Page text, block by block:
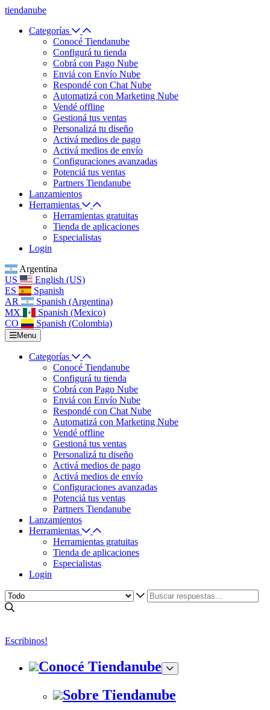
tiendanube
Categorías
Conocé Tiendanube
Configurá tu tienda
Cobrá con Pago Nube
Enviá con Envío Nube
Respondé con Chat Nube
Automatizá con Marketing Nube
Vendé offline
Gestioná tus ventas
Personalizá tu diseño
Activá medios de pago
Activá medios de envío
Configuraciones avanzadas
Potenciá tus ventas
Partners Tiendanube
Lanzamientos
Herramientas
Herramientas gratuitas
Tienda de aplicaciones
Especialistas
Login
Argentina
US
English (US)
ES
Spanish
AR
Spanish (Argentina)
MX
Spanish (Mexico)
CO
Spanish (Colombia)
Menu
Categorías
Conocé Tiendanube
Configurá tu tienda
Cobrá con Pago Nube
Enviá con Envío Nube
Respondé con Chat Nube
Automatizá con Marketing Nube
Vendé offline
Gestioná tus ventas
Personalizá tu diseño
Activá medios de pago
Activá medios de envío
Configuraciones avanzadas
Potenciá tus ventas
Partners Tiendanube
Lanzamientos
Herramientas
Herramientas gratuitas
Tienda de aplicaciones
Especialistas
Login
Escribinos!
Conocé Tiendanube
Sobre Tiendanube